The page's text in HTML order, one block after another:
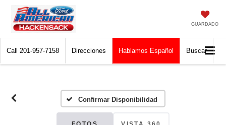
GUARDADO
Call 201-957-7158 Direcciones Hablamos Español Buscar
Confirmar Disponibilidad